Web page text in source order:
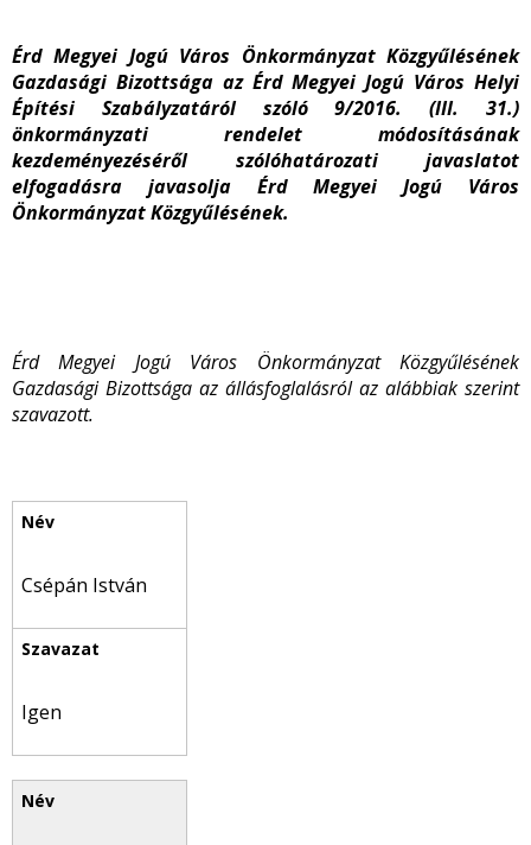
Érd Megyei Jogú Város Önkormányzat Közgyűlésének
Gazdasági Bizottsága az Érd Megyei Jogú Város Helyi
Építési Szabályzatáról szóló 9/2016. (III. 31.)
önkormányzati rendelet módosításának
kezdeményezéséről szólóhatározati javaslatot
elfogadásra javasolja Érd Megyei Jogú Város
Önkormányzat Közgyűlésének.
Érd Megyei Jogú Város Önkormányzat Közgyűlésének
Gazdasági Bizottsága az állásfoglalásról az alábbiak szerint
szavazott.
Csépán István
Igen